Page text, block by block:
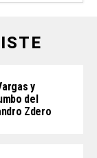
y
del
Zdero